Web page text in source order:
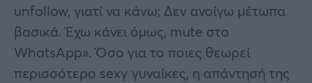
unfollow, γιατί να κάνω; Δεν ανοίγω μέτωπα
βασικά. Έχω κάνει όμως, mute στο
WhatsApp». Όσο για το ποιες θεωρεί
περισσότερο sexy γυναίκες, η απάντησή της